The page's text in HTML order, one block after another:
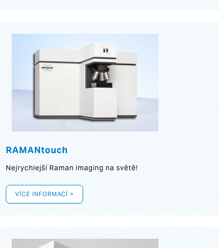
RAMANtouch
Nejrychlejší Raman imaging na světě!
VÍCE INFORMACÍ >